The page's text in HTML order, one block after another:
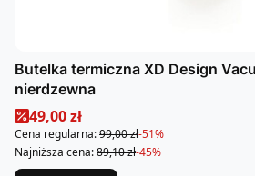
Butelka termiczna XD Design
nierdzewna
Cena promocyjna
49,00 zł
Cena regularna:99,00 zł-51%
Najniższa cena:89,10 zł-45%